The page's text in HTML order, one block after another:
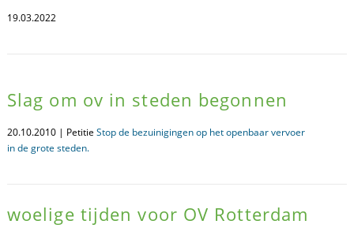
19.03.2022
Slag om ov in steden begonnen
20.10.2010 | Petitie Stop de bezuinigingen op het openbaar vervoer
in de grote steden.
woelige tijden voor OV Rotterdam